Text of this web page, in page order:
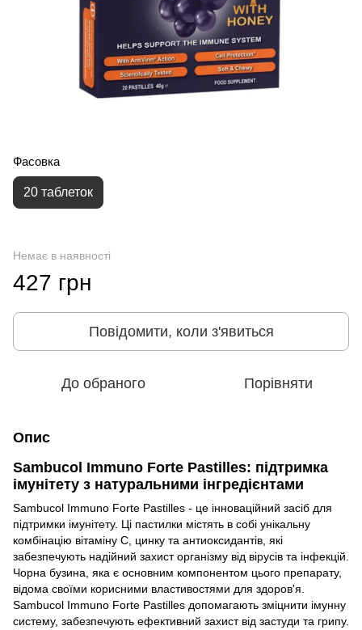
Фасовка
20 таблеток
Немає в наявності
427 грн
Повідомити, коли з'явиться
До обраного Порівняти
Опис
Sambucol Immuno Forte Pastilles: підтримка
імунітету з натуральними інгредієнтами
Sambucol Immuno Forte Pastilles - це інноваційний засіб для
підтримки імунітету. Ці пастилки містять в собі унікальну
комбінацію вітаміну С, цинку та антиоксидантів, які
забезпечують надійний захист організму від вірусів та інфекцій.
Чорна бузина, яка є основним компонентом цього препарату,
відома своїми корисними властивостями для здоров'я.
Sambucol Immuno Forte Pastilles допомагають зміцнити імунну
систему, забезпечують ефективний захист від застуди та грипу.